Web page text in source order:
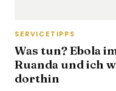
SERVICETIPPS
Was tun? Ebola
Ruanda und ich
dorthin